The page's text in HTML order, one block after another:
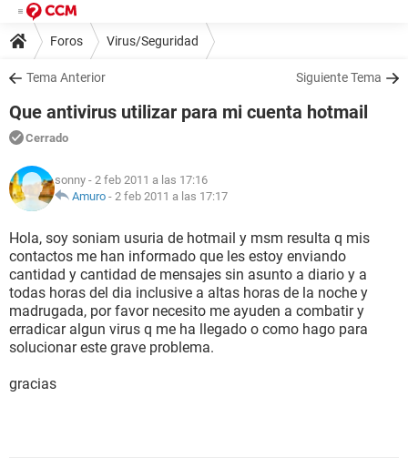
Foros Virus/Seguridad
Tema Anterior Siguiente Tema
Que antivirus utilizar para mi cuenta hotmail
Cerrado
sonny - 2 feb 2011 a las 17:16
Amuro - 2 feb 2011 a las 17:17
Hola, soy soniam usuria de hotmail y msm resulta q mis
contactos me han informado que les estoy enviando
cantidad y cantidad de mensajes sin asunto a diario y a
todas horas del dia inclusive a altas horas de la noche y
madrugada, por favor necesito me ayuden a combatir y
erradicar algun virus q me ha llegado o como hago para
solucionar este grave problema.
gracias